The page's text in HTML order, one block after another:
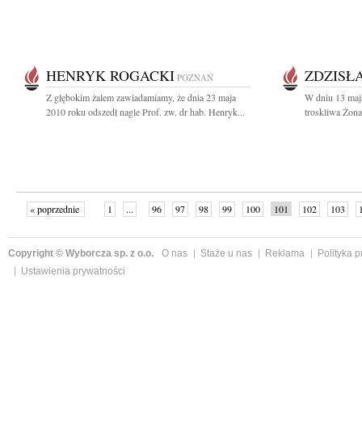
HENRYK ROGACKI POZNAŃ
Z głębokim żalem zawiadamiamy, że dnia 23 maja
2010 roku odszedł nagle Prof. zw. dr hab. Henryk...
W dniu 13
troskliwa
« poprzednie 1 ... 96 97 98 99 100 101 102 103
Copyright © Wyborcza sp. z o.o. O nas Staże u nas Reklama
Polityka
Ustawienia prywatności